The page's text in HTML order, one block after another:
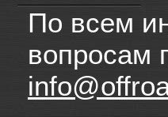
По всем
вопросам